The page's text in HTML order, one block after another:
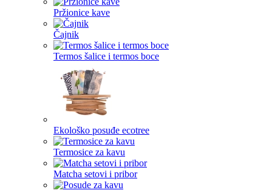
Pržionice kave
Čajnik
Termos šalice i termos boce
Ekološko posuđe ecotree
Termosice za kavu
Matcha setovi i pribor